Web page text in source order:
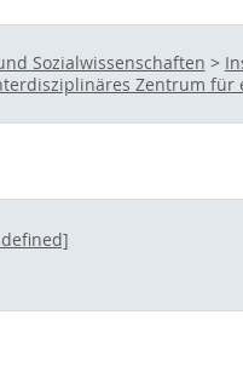
Sozialwissenschaften >
Zentrum für